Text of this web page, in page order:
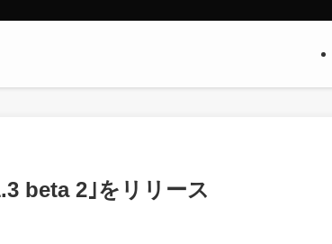
beta 2｣をリリース